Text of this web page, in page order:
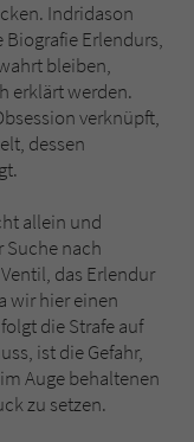
Indridason
Erlendurs,
bleiben,
erklärt werden.
verknüpft,
dessen
allein und
nach
das Erlendur
wir hier einen
die Strafe auf
ist die Gefahr,
Auge behaltenen
zu setzen.